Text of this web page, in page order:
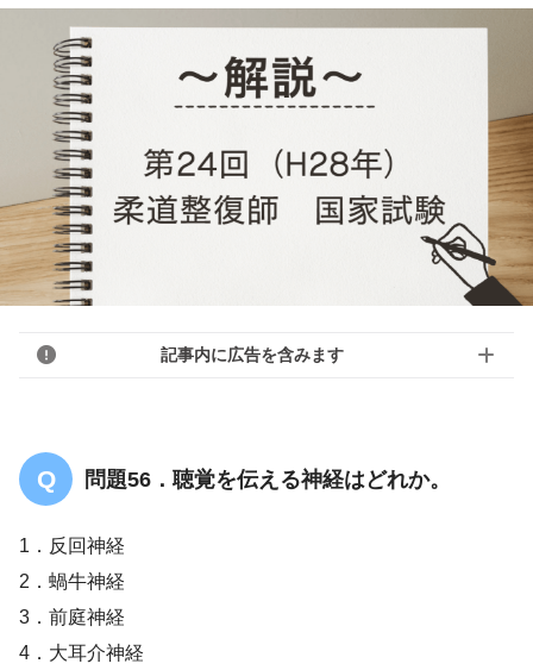
記事内に広告を含みます
問題56．聴覚を伝える神経はどれか。
1．反回神経
2．蝸牛神経
3．前庭神経
4．大耳介神経